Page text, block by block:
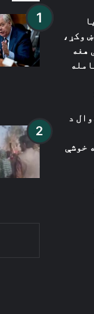
وکړ،
هغه
د
خوشې